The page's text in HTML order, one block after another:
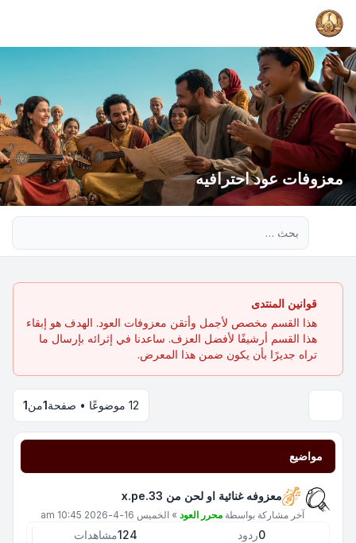
معزوفات عود احترافيه
قوانين المنتدى
هذا القسم مخصص لأجمل وأتقن معزوفات العود. الهدف هو إبقاء
هذا القسم أرشيفًا لأفضل العزف. ساعدنا في إثرائه بإرسال ما
تراه جديرًا بأن يكون ضمن هذا المعرض.
12 موضوعًا • صفحة 1من1
مواضيع
معزوفه غنائية او لحن من x.pe.33
آخر مشاركة بواسطة محرر العود » الخميس 16-4-2026 10:45 am
0ردود 124مشاهدات